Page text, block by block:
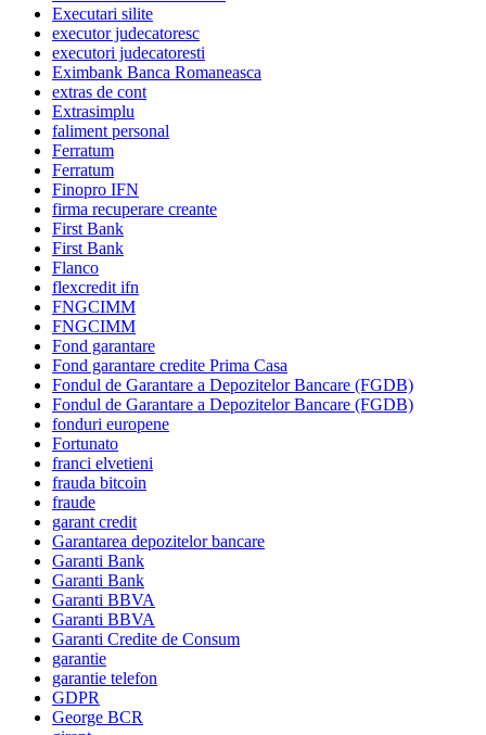
Executari silite
executor judecatoresc
executori judecatoresti
Eximbank Banca Romaneasca
extras de cont
Extrasimplu
faliment personal
Ferratum
Ferratum
Finopro IFN
firma recuperare creante
First Bank
First Bank
Flanco
flexcredit ifn
FNGCIMM
FNGCIMM
Fond garantare
Fond garantare credite Prima Casa
Fondul de Garantare a Depozitelor Bancare (FGDB)
Fondul de Garantare a Depozitelor Bancare (FGDB)
fonduri europene
Fortunato
franci elvetieni
frauda bitcoin
fraude
garant credit
Garantarea depozitelor bancare
Garanti Bank
Garanti Bank
Garanti BBVA
Garanti BBVA
Garanti Credite de Consum
garantie
garantie telefon
GDPR
George BCR